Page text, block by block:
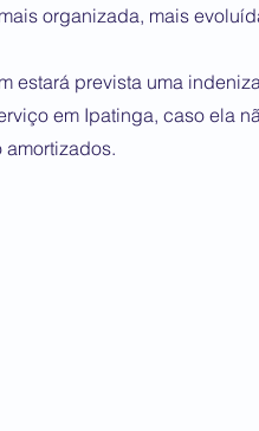
organizada, mais
estará prevista uma
em Ipatinga, caso ela